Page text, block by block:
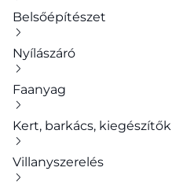
Belsőépítészet
Nyílászáró
Faanyag
Kert, barkács, kiegészítők
Villanyszerelés